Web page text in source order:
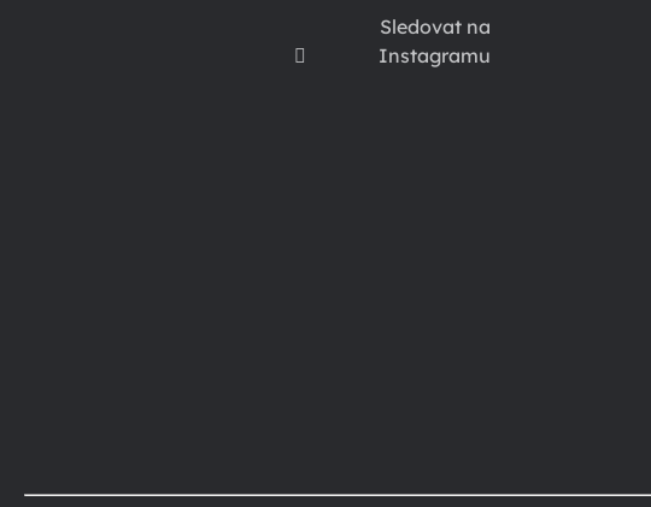
Sledovat na
Instagramu